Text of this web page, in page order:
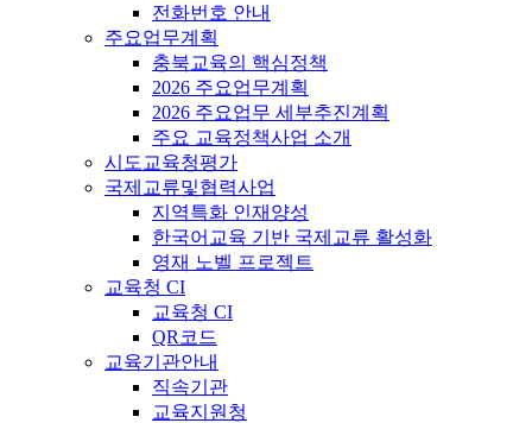
전화번호 안내
주요업무계획
충북교육의 핵심정책
2026 주요업무계획
2026 주요업무 세부추진계획
주요 교육정책사업 소개
시도교육청평가
국제교류및협력사업
지역특화 인재양성
한국어교육 기반 국제교류 활성화
영재 노벨 프로젝트
교육청 CI
교육청 CI
QR코드
교육기관안내
직속기관
교육지원청